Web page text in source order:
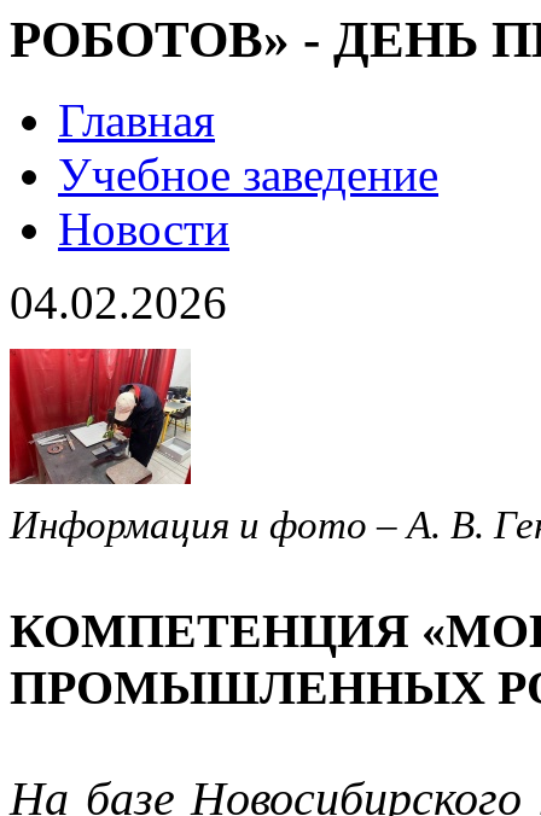
РОБОТОВ» - ДЕНЬ
Главная
Учебное заведение
Новости
04.02.2026
Информация и фото – А. В.
КОМПЕТЕНЦИЯ
ПРОМЫШЛЕННЫХ
На базе